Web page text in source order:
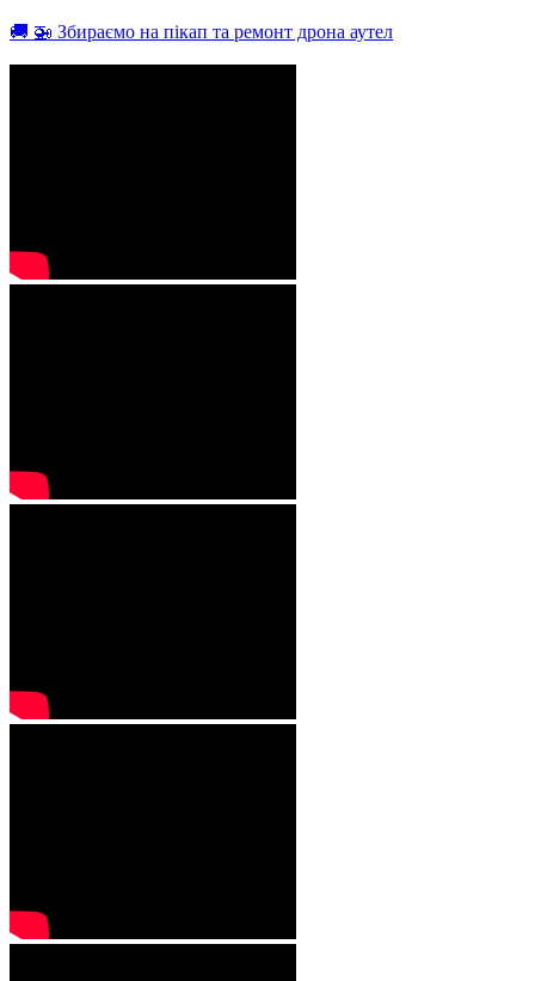
🚚 🚁 Збираємо на пікап та ремонт дрона аутел